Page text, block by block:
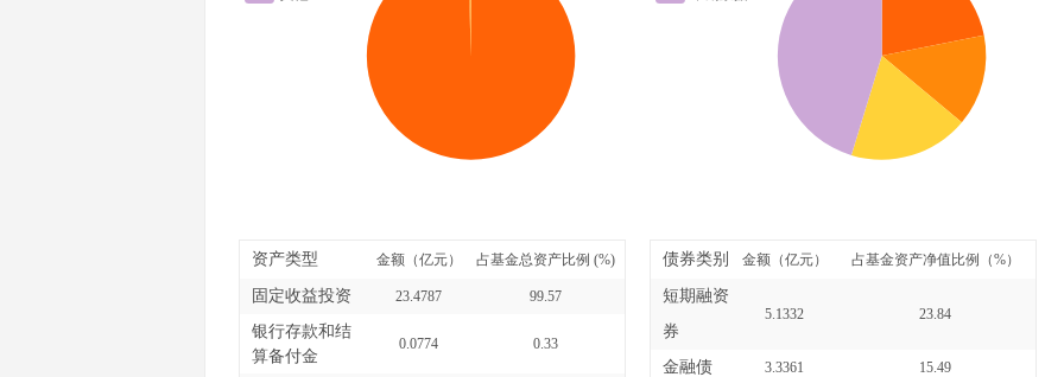
资产类型 金额（亿元） 占基金总资产比例 (%)
固定收益投资 23.4787 99.57
银行存款和结
算备付金
0.0774 0.33
债券类别 金额（亿元） 占基金资产净值比例（%）
短期融资
券
5.1332 23.84
金融债 3.3361 15.49